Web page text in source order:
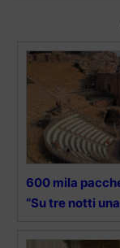
600 mila
“Su tre notti